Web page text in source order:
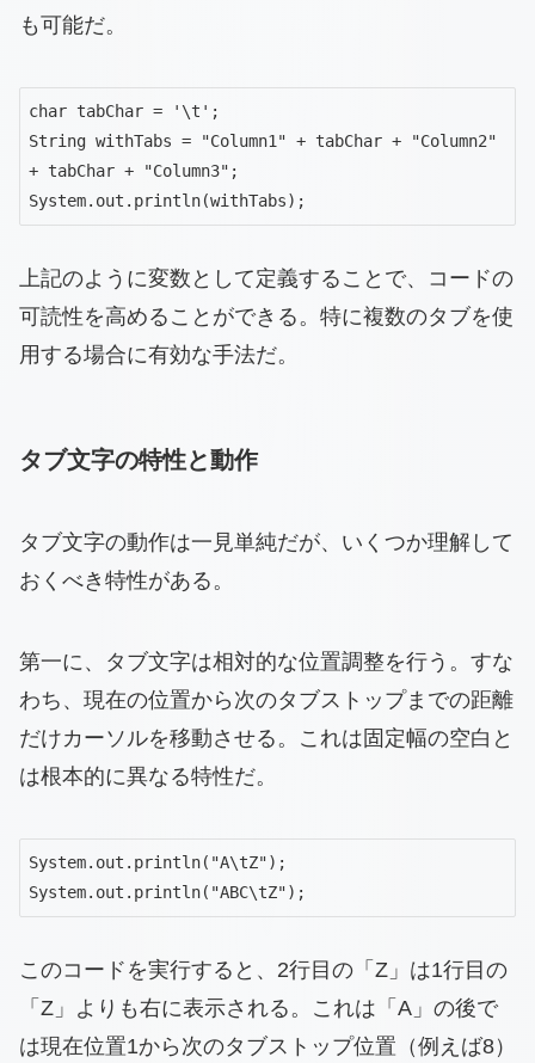
も可能だ。
char tabChar = '\t';
String withTabs = "Column1" + tabChar + "Column2"
+ tabChar + "Column3";
System.out.println(withTabs);
上記のように変数として定義することで、コードの
可読性を高めることができる。特に複数のタブを使
用する場合に有効な手法だ。
タブ文字の特性と動作
タブ文字の動作は一見単純だが、いくつか理解して
おくべき特性がある。
第一に、タブ文字は相対的な位置調整を行う。すな
わち、現在の位置から次のタブストップまでの距離
だけカーソルを移動させる。これは固定幅の空白と
は根本的に異なる特性だ。
System.out.println("A\tZ");
System.out.println("ABC\tZ");
このコードを実行すると、2行目の「Z」は1行目の
「Z」よりも右に表示される。これは「A」の後で
は現在位置1から次のタブストップ位置（例えば8）